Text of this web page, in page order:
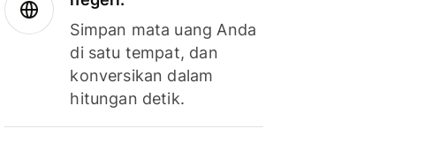
Simpan mata uang Anda
di satu tempat, dan
konversikan dalam
hitungan detik.